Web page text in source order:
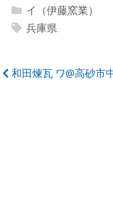
イ（伊藤窯業）
兵庫県
投和田煉瓦 ワ@高砂市